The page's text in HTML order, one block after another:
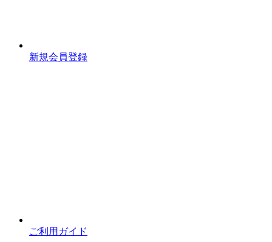
新規会員登録
ご利用ガイド